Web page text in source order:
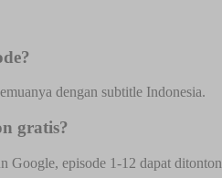
dengan subtitle Indonesia.
gratis?
Google, episode 1-12 dapat